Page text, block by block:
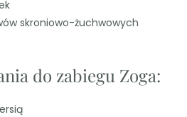
skroniowo-żuchwowych
do zabiegu Zoga: